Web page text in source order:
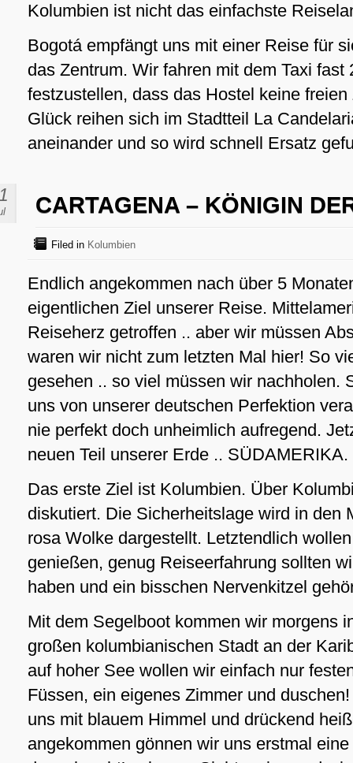
Kolumbien ist nicht das einfachste
Bogotá empfängt uns mit einer Reise für
das Zentrum. Wir fahren mit dem Taxi fast
festzustellen, dass das Hostel keine
Glück reihen sich im Stadtteil La
aneinander und so wird schnell Ersatz
CARTAGENA – KÖNIGIN
Filed in Kolumbien
Endlich angekommen nach über 5
eigentlichen Ziel unserer Reise.
Reiseherz getroffen .. aber wir müssen
waren wir nicht zum letzten Mal hier! So
gesehen .. so viel müssen wir nachholen.
uns von unserer deutschen Perfektion
nie perfekt doch unheimlich aufregend.
neuen Teil unserer Erde .. SÜDAMERIKA.
Das erste Ziel ist Kolumbien. Über
diskutiert. Die Sicherheitslage wird in den
rosa Wolke dargestellt. Letztendlich
genießen, genug Reiseerfahrung sollten
haben und ein bisschen Nervenkitzel
Mit dem Segelboot kommen wir morgens
großen kolumbianischen Stadt an der
auf hoher See wollen wir einfach nur
Füssen, ein eigenes Zimmer und
uns mit blauem Himmel und drückend
angekommen gönnen wir uns erstmal